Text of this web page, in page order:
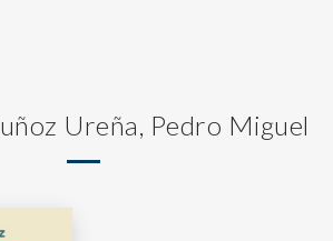
Ureña, Pedro Miguel